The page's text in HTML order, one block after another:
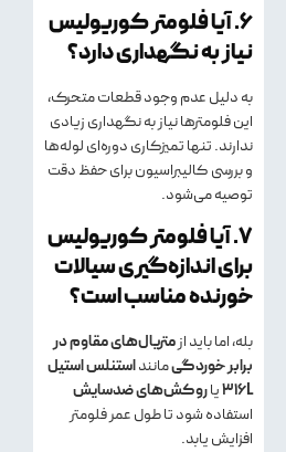
۶. آیا فلومتر کوریولیس
نیاز به نگهداری دارد؟
به دلیل عدم وجود قطعات متحرک،
این فلومترها نیاز به نگهداری زیادی
ندارند. تنها تمیزکاری دوره‌ای لوله‌ها
و بررسی کالیبراسیون برای حفظ دقت
توصیه می‌شود.
۷. آیا فلومتر کوریولیس
برای اندازه‌گیری سیالات
خورنده مناسب است؟
بله، اما باید ازمتریال‌های مقاوم در
برابر خوردگیماننداستنلس استیل
316Lیاروکش‌های ضدسایش
استفاده شود تا طول عمر فلومتر
افزایش یابد.